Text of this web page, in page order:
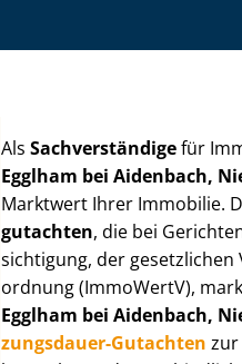
AlsSachverständigefür
Egglham bei Aidenbach,
Marktwert Ihrer Immobilie.
gut­ach­ten, die bei
sich­ti­gung, der
ord­nung (ImmoWertV),
Egglham bei Aidenbach,
zungs­dau­er-Gutachten zur